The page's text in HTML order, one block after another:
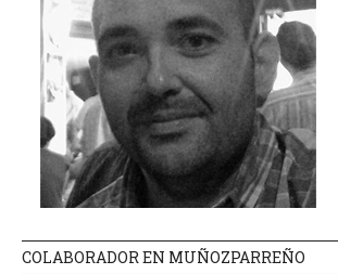
COLABORADOR EN MUÑOZPARREÑO